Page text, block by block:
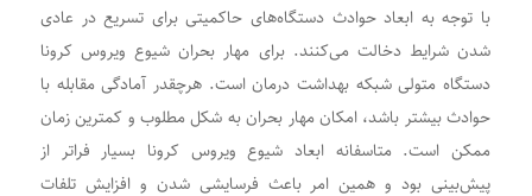
با توجه به ابعاد حوادث دستگاه‌های حاکمیتی برای تسریع در عادی
شدن شرایط دخالت می‌کنند. برای مهار بحران شیوع ویروس کرونا
دستگاه متولی شبکه بهداشت درمان است. هرچقدر آمادگی مقابله با
حوادث بیشتر باشد، امکان مهار بحران به شکل مطلوب و کمترین زمان
ممکن است. متاسفانه ابعاد شیوع ویروس کرونا بسیار فراتر از
پیش‌بینی بود و همین امر باعث فرسایشی شدن و افزایش تلفات